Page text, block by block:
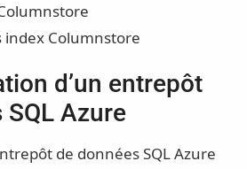
index Columnstore
d’un entrepôt
Azure
de données SQL Azure